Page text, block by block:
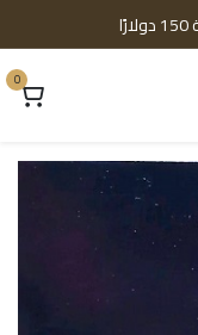
0